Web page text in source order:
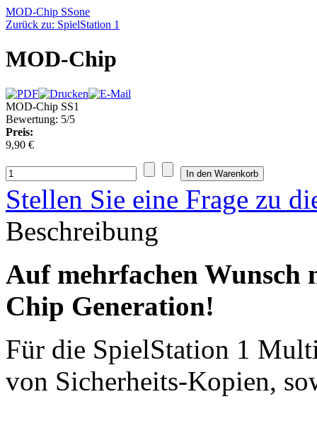
MOD-Chip SSone
Zurück zu: SpielStation 1
MOD-Chip
MOD-Chip SS1
Bewertung: 5/5
Preis:
9,90 €
Stellen Sie eine Frage zu
Beschreibung
Auf mehrfachen Wunsch
Chip Generation!
Für die SpielStation 1
von Sicherheits-Kopien,